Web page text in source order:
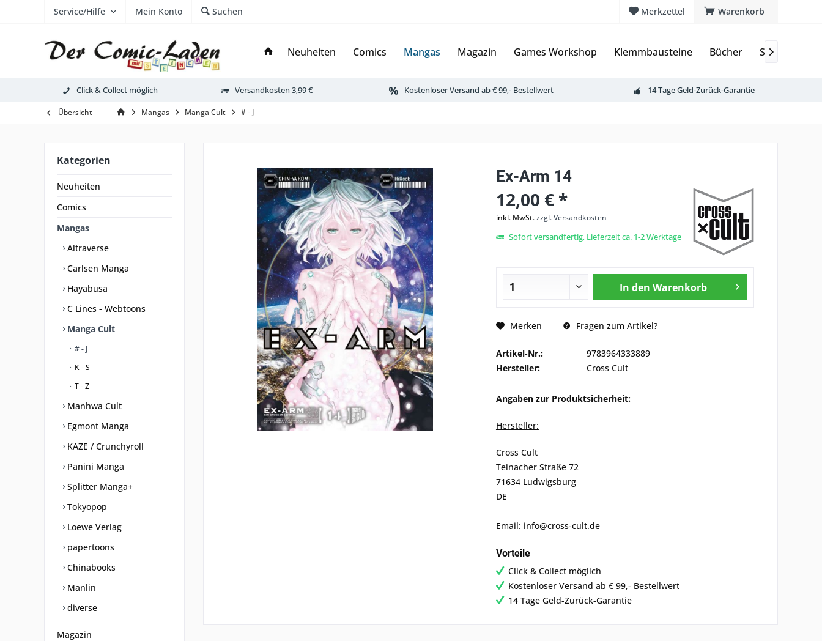
Warenkorb
Merkzettel
Service/Hilfe Mein Konto Suchen
Neuheiten Comics Mangas Magazin Games Workshop Klemmbausteine Bücher 
Click & Collect möglich Versandkosten 3,99 € Kostenloser Versand ab € 99,- Bestellwert 14 Tage Geld-Zurück-Garantie
Übersicht Mangas Manga Cult # - J
Kategorien
Neuheiten
Comics
Mangas
Altraverse
Carlsen Manga
Hayabusa
C Lines - Webtoons
Manga Cult
# - J
K - S
T - Z
Manhwa Cult
Egmont Manga
KAZE / Crunchyroll
Panini Manga
Splitter Manga+
Tokyopop
Loewe Verlag
papertoons
Chinabooks
Manlin
diverse
Magazin
Ex-Arm 14
12,00 € *
inkl. MwSt.zzgl. Versandkosten
Sofort versandfertig, Lieferzeit ca. 1-2 Werktage
In den Warenkorb
Merken Fragen zum Artikel?
Artikel-Nr.:
9783964333889
Hersteller:
Cross Cult
Angaben zur Produktsicherheit:
Hersteller:
Cross Cult
Teinacher Straße 72
71634 Ludwigsburg
DE
Email: info@cross-cult.de
Vorteile
Click & Collect möglich
Kostenloser Versand ab € 99,- Bestellwert
14 Tage Geld-Zurück-Garantie